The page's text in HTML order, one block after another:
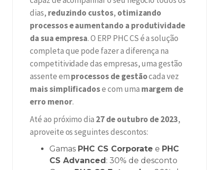
dias, reduzindo custos, otimizando
processos e aumentando a produtividade
da sua empresa. O ERP PHC CS é a solução
completa que pode fazer a diferença na
competitividade das empresas, uma gestão
assente emprocessos de gestãocada vez
mais simplificadose com uma margem de
erro menor.
Até ao próximo dia 27 de outubro de 2023,
aproveite os seguintes descontos:
Gamas PHC CS Corporate e PHC
CS Advanced : 30% de desconto